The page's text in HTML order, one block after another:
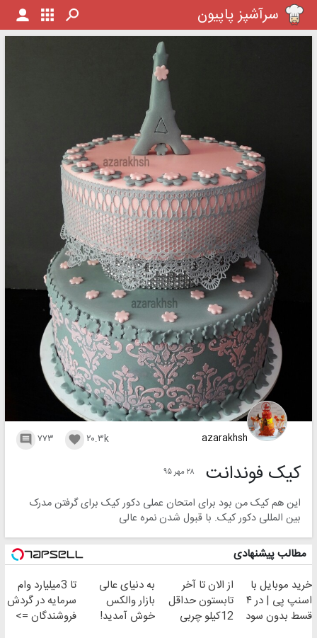
سرآشپز پاپیون
azarakhsh ۷۷۳  ۲۰.۳k 
کیک فوندانت ۲۸ مهر ۹۵
این هم کیک من بود برای امتحان عملی دکور کیک برای گرفتن مدرک
بین المللی دکور کیک. با قبول شدن نمره عالی
مطالب پیشنهادی
خرید موبایل با
اسنپ پی | در ۴
قسط بدون سود
از الان تا آخر
تابستون حداقل
12کیلو چربی
به دنیای عالی
بازار والکس
خوش آمدید!
تا 3میلیارد وام
سرمایه در گردش
فروشندگان =>